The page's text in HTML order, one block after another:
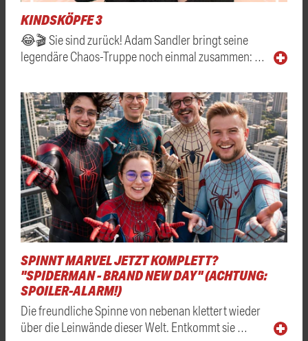
KINDSKÖPFE 3
😂🎬 Sie sind zurück! Adam Sandler bringt seine
legendäre Chaos-Truppe noch einmal zusammen: …
SPINNT MARVEL JETZT KOMPLETT?
"SPIDERMAN - BRAND NEW DAY" (ACHTUNG:
SPOILER-ALARM!)
Die freundliche Spinne von nebenan klettert wieder
über die Leinwände dieser Welt. Entkommt sie …